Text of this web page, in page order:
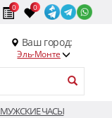
0 0
Ваш город:
Эль-Монте
МУЖСКИЕ ЧАСЫ